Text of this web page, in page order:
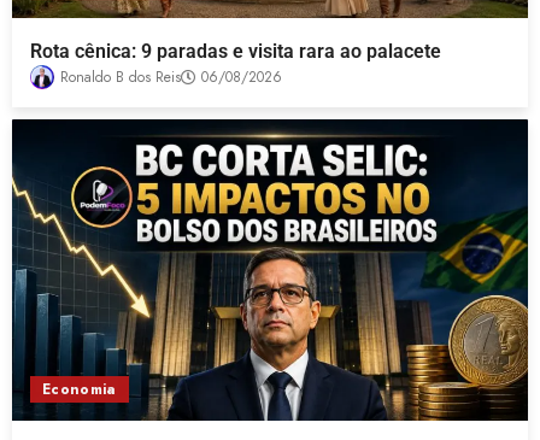
Rota cênica: 9 paradas e visita rara ao palacete
Ronaldo B dos Reis 06/08/2026
Economia